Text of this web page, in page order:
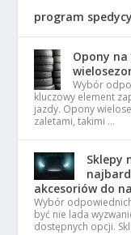
program
Opony na
Wybór
kluczowy element
jazdy. Opony
zaletami, takimi …
Sklepy
akcesoriów do
Wybór
być nie lada
dostępnych opcji.